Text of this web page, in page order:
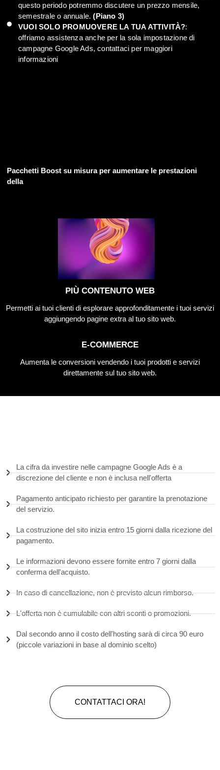
questo periodo potremmo discutere un prezzo mensile,
semestrale o annuale.(Piano 3)
VUOI SOLO PROMUOVERE LA TUA ATTIVITÀ?:
offriamo assistenza anche per la sola impostazione di
campagne Google Ads, contattaci per maggiori
informazioni
Pacchetti Boost su misura per aumentare le prestazioni
della
PIÙ CONTENUTO WEB
Permetti ai tuoi clienti di esplorare approfonditamente i tuoi servizi
aggiungendo pagine extra al tuo sito web.
E-COMMERCE
Aumenta le conversioni vendendo i tuoi prodotti e servizi
direttamente sul tuo sito web.
La cifra da investire nelle campagne Google Ads è a
discrezione del cliente e non è inclusa nell'offerta
Pagamento anticipato richiesto per garantire la prenotazione
del servizio.
La costruzione del sito inizia entro 15 giorni dalla ricezione del
pagamento.
Le informazioni devono essere fornite entro 7 giorni dalla
conferma dell'acquisto.
In caso di cancellazione, non è previsto alcun rimborso.
L'offerta non è cumulabile con altri sconti o promozioni.
Dal secondo anno il costo dell'hosting sarà di circa 90 euro
(piccole variazioni in base al dominio scelto)
CONTATTACI ORA!